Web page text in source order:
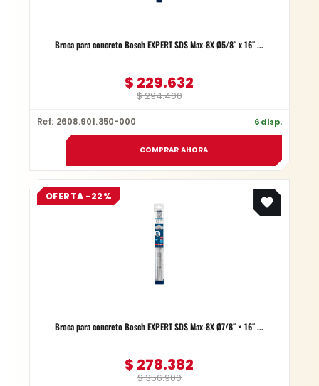
Broca para concreto Bosch EXPERT SDS Max-8X Ø5/8″ x 16″ ...
$294.400
$ 229.632
Ref: 2608.901.350-000 6 disp.
COMPRAR AHORA
OFERTA -22%
Broca para concreto Bosch EXPERT SDS Max-8X Ø7/8″ × 16″ ...
$356.900
was:
$ 356.900.
$ 278.382
is:
$ 278.382.